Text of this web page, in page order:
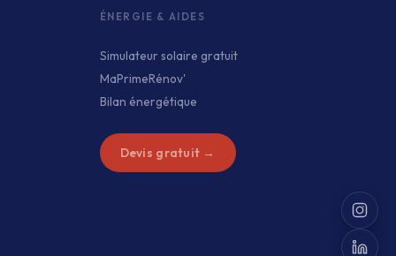
ÉNERGIE & AIDES
Simulateur solaire gratuit
MaPrimeRénov'
Bilan énergétique
Devis gratuit →